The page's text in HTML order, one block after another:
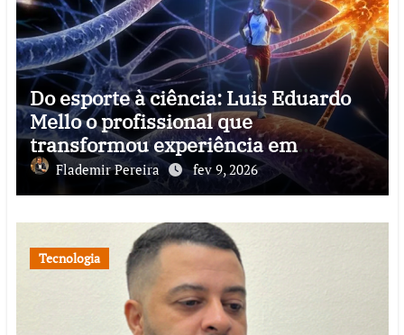
Do esporte à ciência: Luis Eduardo
Mello o profissional que
transformou experiência em
conhecimento e impacto social
Flademir Pereira fev 9, 2026
Tecnologia